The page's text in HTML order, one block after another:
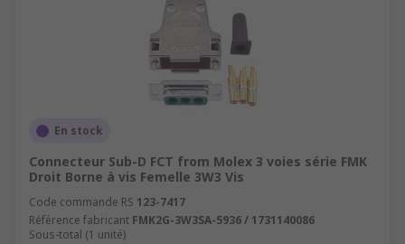
En stock
Connecteur Sub-D FCT from Molex 3 voies série FMK
Droit Borne à vis Femelle 3W3 Vis
Code commande RS 123-7417
Référence fabricant FMK2G-3W3SA-5936 / 1731140086
Sous-total (1 unité)